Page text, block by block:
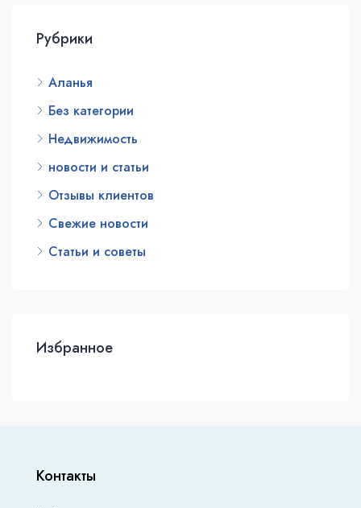
Рубрики
Аланья
Без категории
Недвижимость
новости и статьи
Отзывы клиентов
Свежие новости
Статьи и советы
Избранное
Контакты